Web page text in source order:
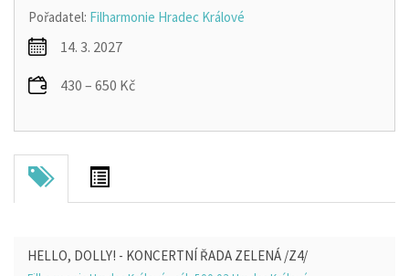
Pořadatel: Filharmonie Hradec Králové
14. 3. 2027
430 – 650 Kč
HELLO, DOLLY! - KONCERTNÍ ŘADA ZELENÁ /Z4/